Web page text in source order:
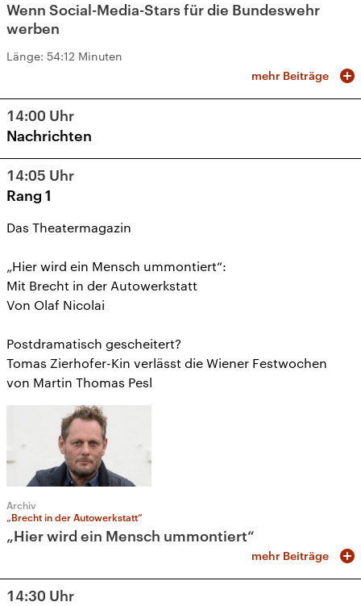
Wenn Social-Media-Stars für die Bundeswehr
werben
Länge: 54:12 Minuten
mehr Beiträge
14:00 Uhr
Nachrichten
14:05 Uhr
Rang 1
Das Theatermagazin
„Hier wird ein Mensch ummontiert“:
Mit Brecht in der Autowerkstatt
Von Olaf Nicolai
Postdramatisch gescheitert?
Tomas Zierhofer-Kin verlässt die Wiener Festwochen
von Martin Thomas Pesl
Archiv
„Brecht in der Autowerkstatt“
„Hier wird ein Mensch ummontiert“
mehr Beiträge
14:30 Uhr